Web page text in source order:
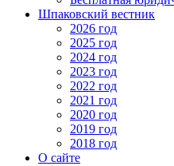
Шпаковский вестник
2026 год
2025 год
2024 год
2023 год
2022 год
2021 год
2020 год
2019 год
2018 год
О сайте